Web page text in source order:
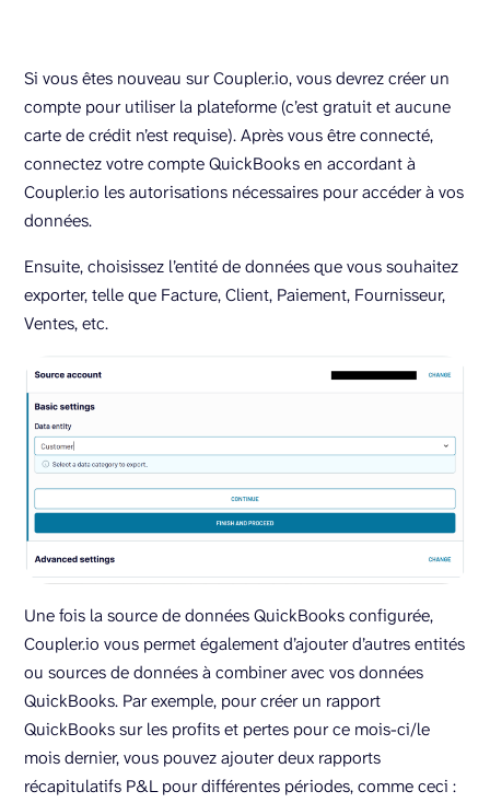
Si vous êtes nouveau sur Coupler.io, vous devrez créer un
compte pour utiliser la plateforme (c’est gratuit et aucune
carte de crédit n’est requise). Après vous être connecté,
connectez votre compte QuickBooks en accordant à
Coupler.io les autorisations nécessaires pour accéder à vos
données.
Ensuite, choisissez l’entité de données que vous souhaitez
exporter, telle que Facture, Client, Paiement, Fournisseur,
Ventes, etc.
Une fois la source de données QuickBooks configurée,
Coupler.io vous permet également d’ajouter d’autres entités
ou sources de données à combiner avec vos données
QuickBooks. Par exemple, pour créer un rapport
QuickBooks sur les profits et pertes pour ce mois-ci/le
mois dernier, vous pouvez ajouter deux rapports
récapitulatifs P&L pour différentes périodes, comme ceci :